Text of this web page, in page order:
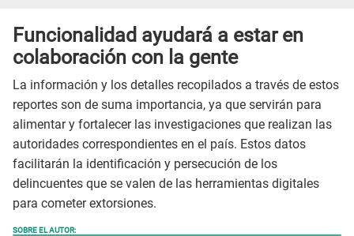
Funcionalidad ayudará a estar en
colaboración con la gente
La información y los detalles recopilados a través de estos
reportes son de suma importancia, ya que servirán para
alimentar y fortalecer las investigaciones que realizan las
autoridades correspondientes en el país. Estos datos
facilitarán la identificación y persecución de los
delincuentes que se valen de las herramientas digitales
para cometer extorsiones.
SOBRE EL AUTOR: